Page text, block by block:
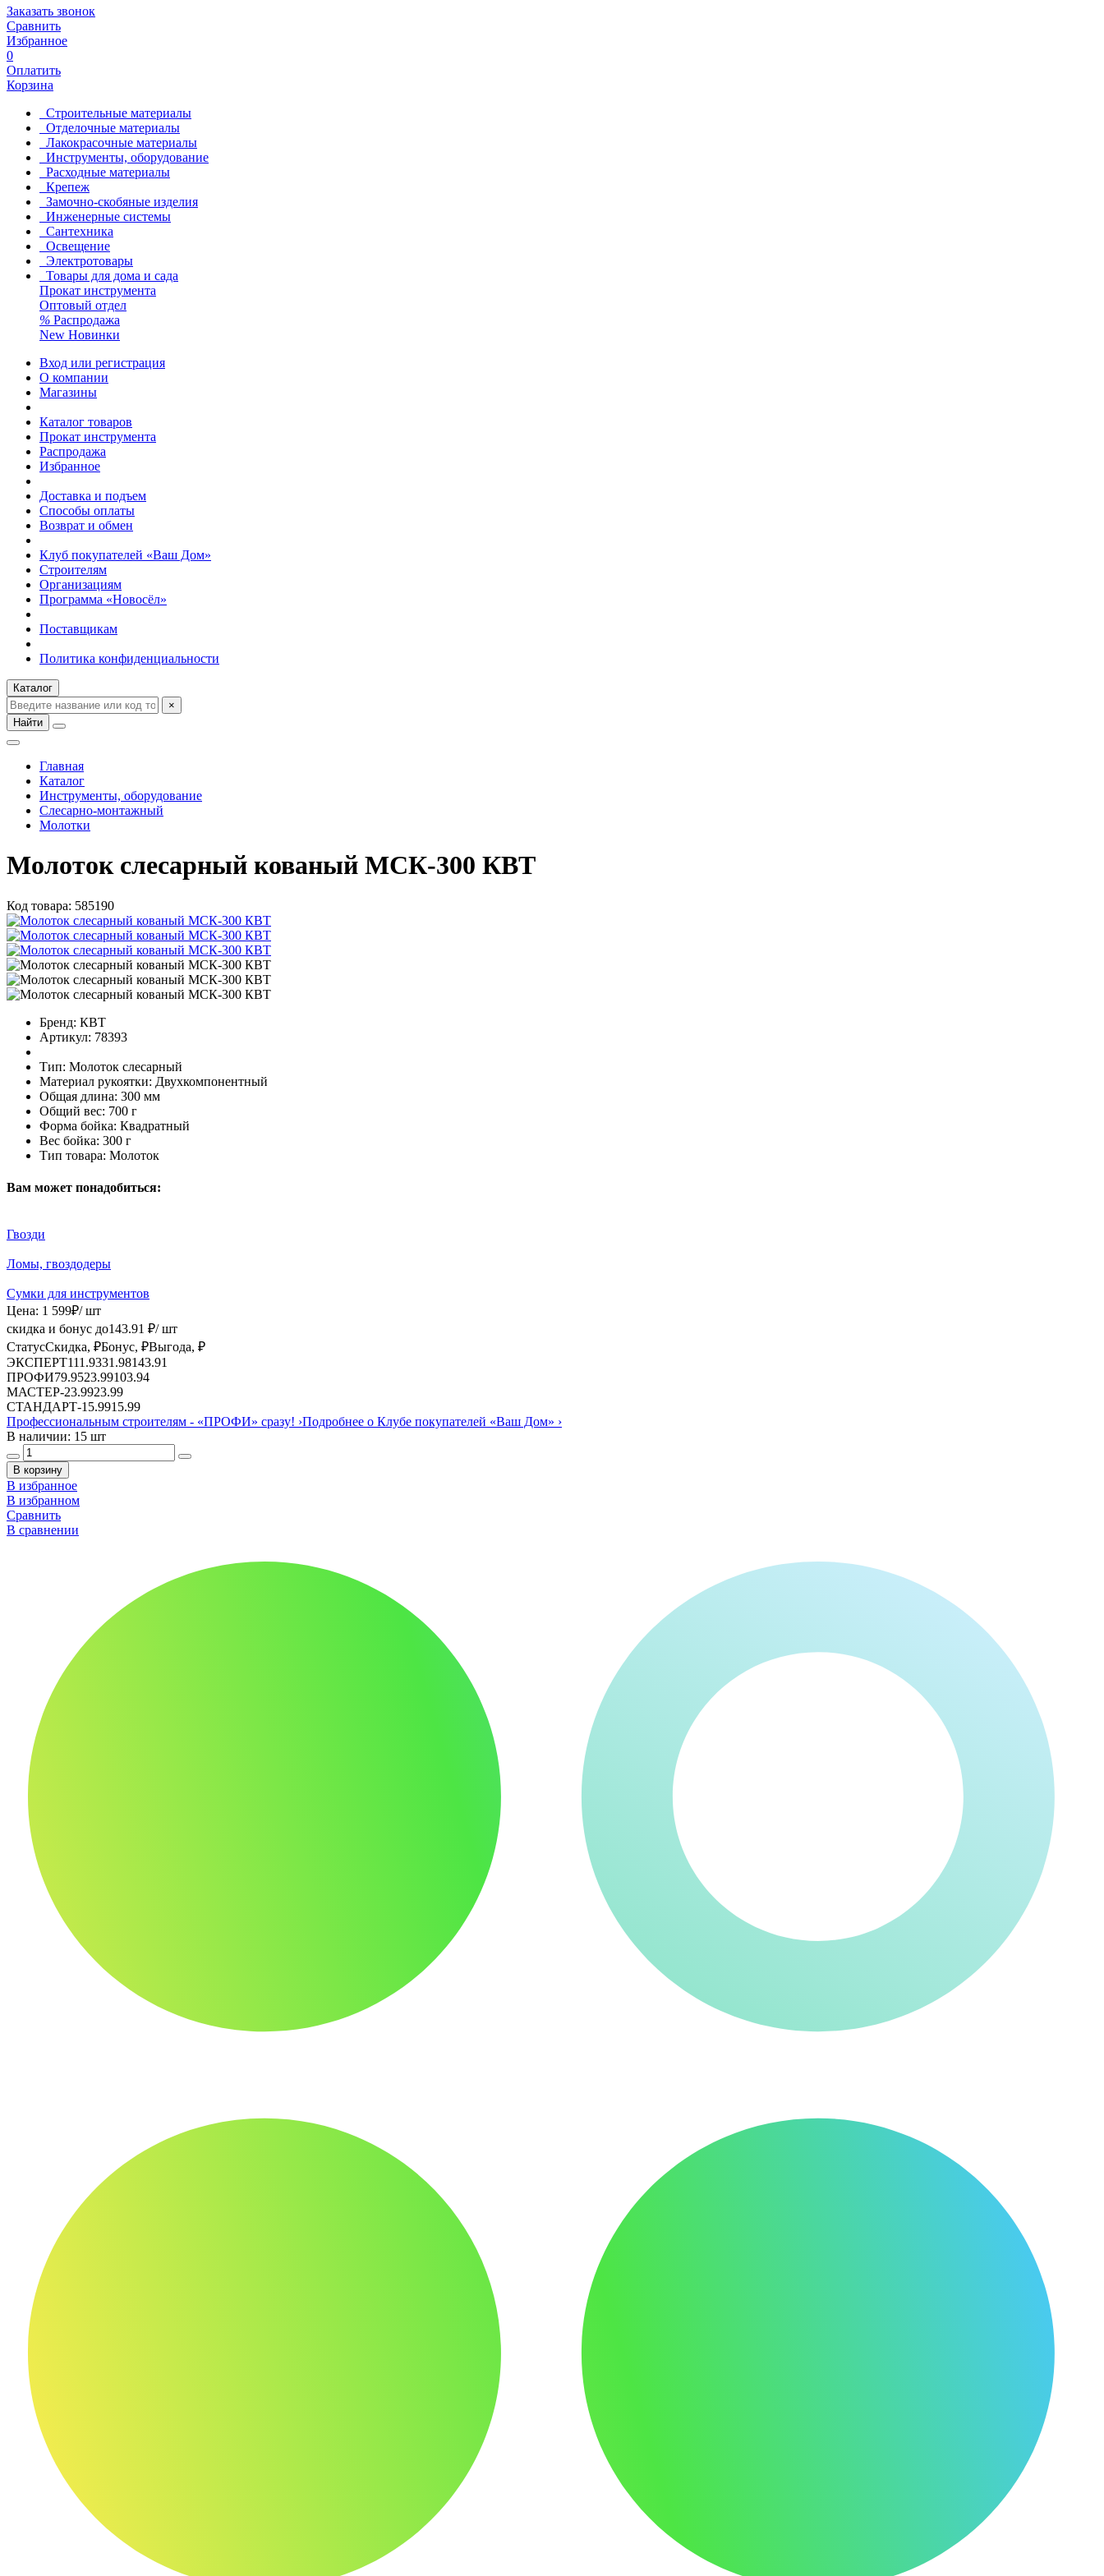
Заказать звонок
Сравнить
Избранное
0
Оплатить
Корзина
Строительные материалы
Отделочные материалы
Лакокрасочные материалы
Инструменты, оборудование
Расходные материалы
Крепеж
Замочно-скобяные изделия
Инженерные системы
Сантехника
Освещение
Электротовары
Товары для дома и сада
Прокат инструмента
Оптовый отдел
% Распродажа
New Новинки
Вход или регистрация
О компании
Магазины
Каталог товаров
Прокат инструмента
Распродажа
Избранное
Доставка и подъем
Способы оплаты
Возврат и обмен
Клуб покупателей «Ваш Дом»
Строителям
Организациям
Программа «Новосёл»
Поставщикам
Политика конфиденциальности
Каталог
×
Найти
Главная
Каталог
Инструменты, оборудование
Слесарно-монтажный
Молотки
Молоток слесарный кованый МСК-300 КВТ
Код товара: 585190
Бренд: КВТ
Артикул: 78393
Тип: Молоток слесарный
Материал рукоятки: Двухкомпонентный
Общая длина: 300 мм
Общий вес: 700 г
Форма бойка: Квадратный
Вес бойка: 300 г
Тип товара: Молоток
Вам может понадобиться:
Гвозди
Ломы, гвоздодеры
Сумки для инструментов
Цена: 1 599₽/ шт
скидка и бонус до143.91 ₽/ шт
СтатусСкидка, ₽Бонус, ₽Выгода, ₽
ЭКСПЕРТ111.9331.98143.91
ПРОФИ79.9523.99103.94
МАСТЕР-23.9923.99
СТАНДАРТ-15.9915.99
Профессиональным строителям - «ПРОФИ» сразу! ›Подробнее о Клубе покупателей «Ваш Дом» ›
В наличии: 15 шт
В корзину
В избранное
В избранном
Сравнить
В сравнении